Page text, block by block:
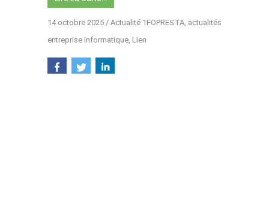
14 octobre 2025 / Actualité 1FOPRESTA actualités
entreprise informatique Lien